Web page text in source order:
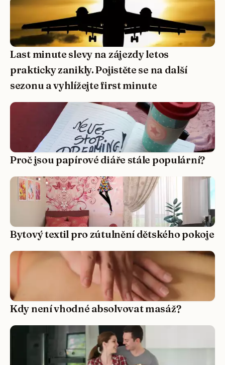
Last minute slevy na zájezdy letos
prakticky zanikly. Pojistěte se na další
sezonu a vyhlížejte first minute
Proč jsou papírové diáře stále populární?
Bytový textil pro zútulnění dětského pokoje
Kdy není vhodné absolvovat masáž?